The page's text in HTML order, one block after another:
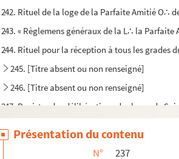
242. Rituel de la loge de la Parfaite Amitié O∴
243. « Règlemens généraux de la L∴ la
244. Rituel pour la réception à tous les grades
245. [Titre absent ou non renseigné]
246. [Titre absent ou non renseigné]
247. Registre des délibérations des loges de
249. Catalogue des livres appartenant à des
Présentation du contenu
N°
237